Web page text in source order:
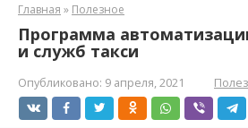
Главная » Полезное
Программа
и служб такси
Опубликовано: 9 апреля, 2021